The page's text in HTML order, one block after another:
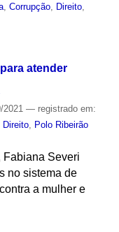
, Corrupção, Direito,
atender
2021 — registrado em:
Direito, Polo Ribeirão
Fabiana Severi
no sistema de
a mulher e